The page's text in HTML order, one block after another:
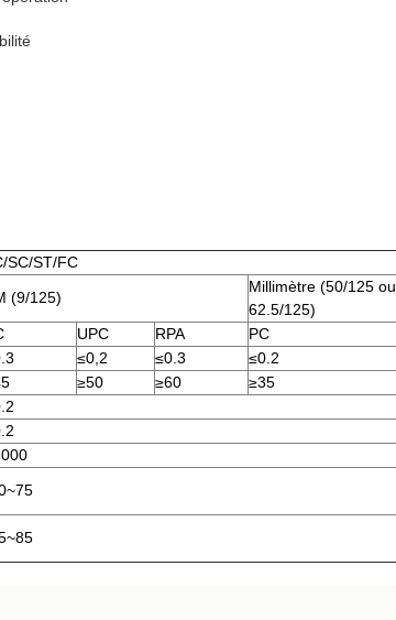
SC/ST/FC
(9/125)
Millimètre (50/125 ou
62.5/125)
UPC RPA
PC
≤0,2 ≤0.3
≤0.2
≥50 ≥60
≥35